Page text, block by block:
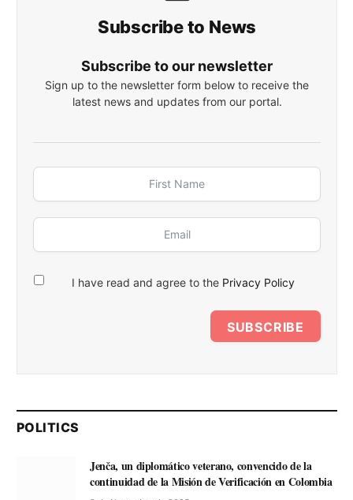
Subscribe to News
Subscribe to our newsletter
Sign up to the newsletter form below to receive the
latest news and updates from our portal.
I have read and agree to the Privacy Policy
SUBSCRIBE
POLITICS
Jenča, un diplomático veterano, convencido de la
continuidad de la Misión de Verificación en Colombia